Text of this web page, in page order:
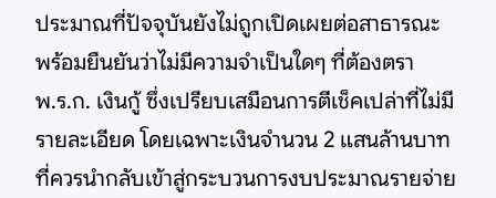
ประมาณที่ปัจจุบันยังไม่ถูกเปิดเผยต่อสาธารณะ
พร้อมยืนยันว่าไม่มีความจำเป็นใดๆ ที่ต้องตรา
พ.ร.ก. เงินกู้ ซึ่งเปรียบเสมือนการตีเช็คเปล่าที่ไม่มี
รายละเอียด โดยเฉพาะเงินจำนวน 2 แสนล้านบาท
ที่ควรนำกลับเข้าสู่กระบวนการงบประมาณรายจ่าย